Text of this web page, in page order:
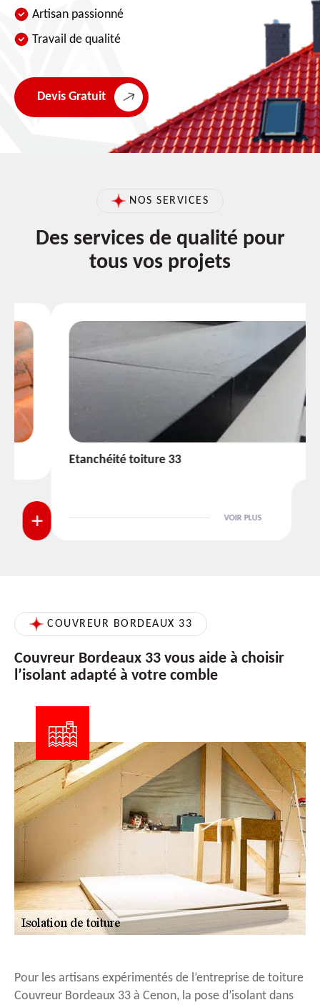
Artisan passionné
Travail de qualité
Devis Gratuit
NOS SERVICES
Des services de qualité pour
tous vos projets
Etanchéité toiture 33
VOIR PLUS
COUVREUR BORDEAUX 33
Couvreur Bordeaux 33 vous aide à choisir
l’isolant adapté à votre comble
Pour les artisans expérimentés de l’entreprise de toiture
Couvreur Bordeaux 33 à Cenon, la pose d’isolant dans